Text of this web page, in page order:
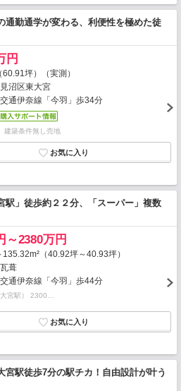
通勤通学が変わる、利便性を極めた徒
円
坪）（実測）
沼区東大宮
通伊奈線「今羽」歩34分
築条件無し売地
駅」徒歩約２２分、「スーパー」複数
～2380万円
135.32m²（40.92坪～40.93坪）
葺
通伊奈線「今羽」歩44分
宮駅） 2300…
駅徒歩7分の駅チカ！自由設計が叶う